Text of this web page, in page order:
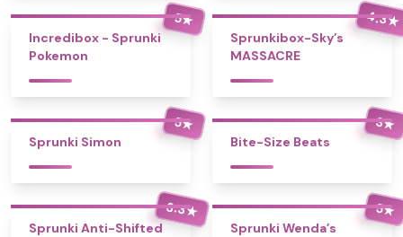
5★
Incredibox - Sprunki
Pokemon
4.3★
Sprunkibox-Sky’s
MASSACRE
5★
Sprunki Simon
3★
Bite-Size Beats
3.3★
Sprunki Anti-Shifted
5★
Sprunki Wenda’s